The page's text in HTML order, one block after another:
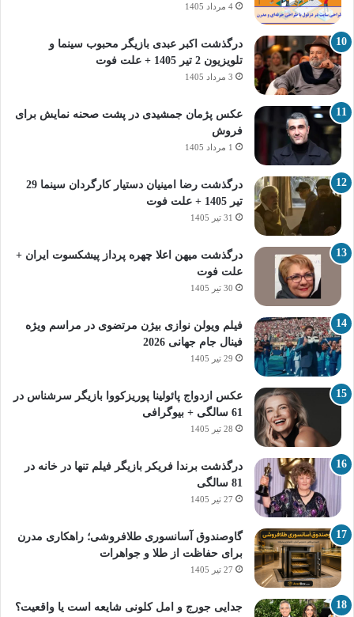
4 مرداد 1405
درگذشت اکبر عبدی بازیگر محبوب سینما و
تلویزیون 2 تیر 1405 + علت فوت
3 مرداد 1405
عکس پژمان جمشیدی در پشت صحنه نمایش برای
فروش
1 مرداد 1405
درگذشت رضا امینیان دستیار کارگردان سینما 29
تیر 1405 + علت فوت
31 تیر 1405
درگذشت میهن اعلا چهره پرداز پیشکسوت ایران +
علت فوت
30 تیر 1405
فیلم ویولن نوازی بیژن مرتضوی در مراسم ویژه
فینال جام جهانی 2026
29 تیر 1405
عکس ازدواج پائولینا پوریزکووا بازیگر سرشناس در
61 سالگی + بیوگرافی
28 تیر 1405
درگذشت برندا فریکر بازیگر فیلم تنها در خانه در
81 سالگی
27 تیر 1405
گاوصندوق آسانسوری طلافروشی؛ راهکاری مدرن
برای حفاظت از طلا و جواهرات
27 تیر 1405
جدایی جورج و امل کلونی شایعه است یا واقعیت؟